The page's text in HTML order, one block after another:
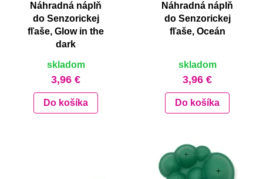
Náhradná náplň
do Senzorickej
fľaše, Glow in the
dark
skladom
3,96 €
Do košíka
Náhradná náplň
do Senzorickej
fľaše, Oceán
skladom
3,96 €
Do košíka